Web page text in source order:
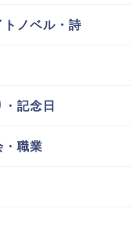
トノベル・詩
記念日
・職業